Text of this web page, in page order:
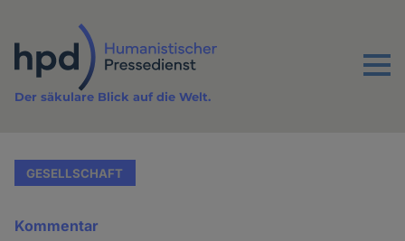
Inhalt
Menu
Der säkulare Blick auf die Welt.
GESELLSCHAFT
Kommentar